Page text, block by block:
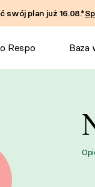
swój plan już 16.08.*
Respo Baza